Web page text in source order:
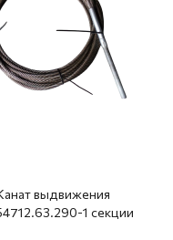
выдвижения
1 секции